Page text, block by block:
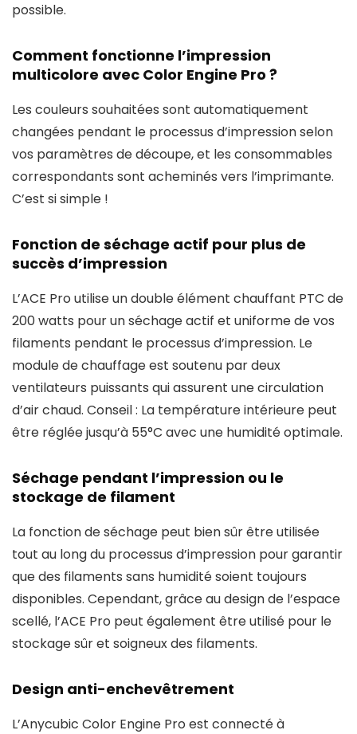
possible.
Comment fonctionne l’impression
multicolore avec Color Engine Pro ?
Les couleurs souhaitées sont automatiquement
changées pendant le processus d’impression selon
vos paramètres de découpe, et les consommables
correspondants sont acheminés vers l’imprimante.
C’est si simple !
Fonction de séchage actif pour plus de
succès d’impression
L’ACE Pro utilise un double élément chauffant PTC de
200 watts pour un séchage actif et uniforme de vos
filaments pendant le processus d’impression. Le
module de chauffage est soutenu par deux
ventilateurs puissants qui assurent une circulation
d’air chaud. Conseil : La température intérieure peut
être réglée jusqu’à 55°C avec une humidité optimale.
Séchage pendant l’impression ou le
stockage de filament
La fonction de séchage peut bien sûr être utilisée
tout au long du processus d’impression pour garantir
que des filaments sans humidité soient toujours
disponibles. Cependant, grâce au design de l’espace
scellé, l’ACE Pro peut également être utilisé pour le
stockage sûr et soigneux des filaments.
Design anti-enchevêtrement
L’Anycubic Color Engine Pro est connecté à